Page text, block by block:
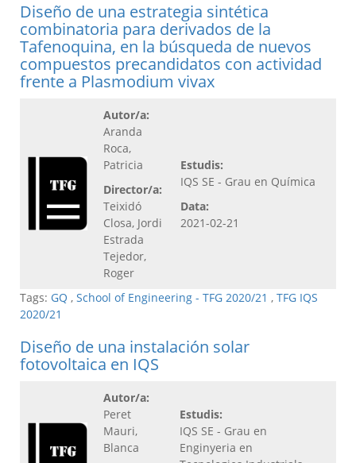
Diseño de una estrategia sintética
combinatoria para derivados de la
Tafenoquina, en la búsqueda de nuevos
compuestos precandidatos con actividad
frente a Plasmodium vivax
Autor/a:
Aranda
Roca,
Patricia
Director/a:
Teixidó
Closa, Jordi
Estrada
Tejedor,
Roger
Estudis:
IQS SE - Grau en Química
Data:
2021-02-21
Tags: GQ , School of Engineering - TFG 2020/21 , TFG IQS
2020/21
Diseño de una instalación solar
fotovoltaica en IQS
Autor/a:
Peret
Mauri,
Blanca
Estudis:
IQS SE - Grau en
Enginyeria en